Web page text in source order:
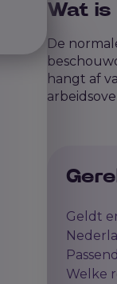
Wat is
De
hangt af
Geldt
Welke